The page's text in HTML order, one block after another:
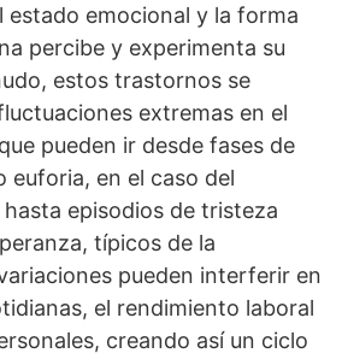
estado emocional y la forma
percibe y experimenta su
estos trastornos se
extremas en el
pueden ir desde fases de
euforia, en el caso del
episodios de tristeza
tí­picos de la
pueden interferir en
el rendimiento laboral
creando así­ un ciclo